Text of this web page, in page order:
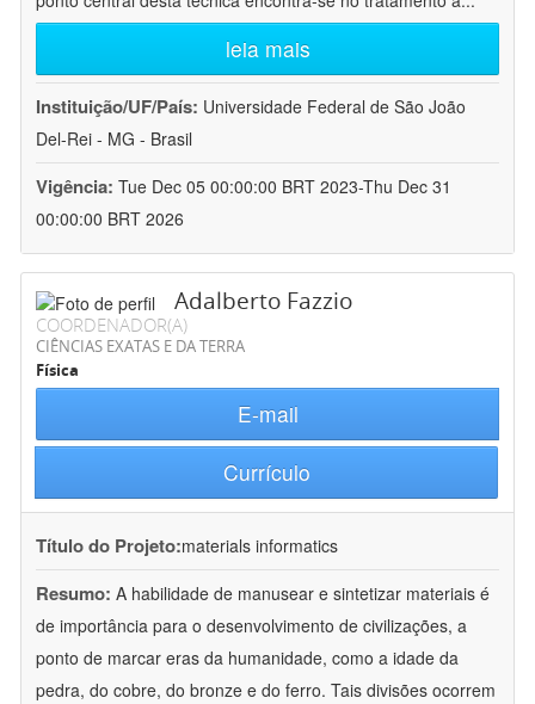
leia mais
Instituição/UF/País: Universidade Federal de São João
Del-Rei - MG - Brasil
Vigência: Tue Dec 05 00:00:00 BRT 2023-Thu Dec 31
00:00:00 BRT 2026
Adalberto Fazzio
COORDENADOR(A)
CIÊNCIAS EXATAS E DA TERRA
Física
E-mail
Currículo
Título do Projeto:materials informatics
Resumo: A habilidade de manusear e sintetizar materiais é
de importância para o desenvolvimento de civilizações, a
ponto de marcar eras da humanidade, como a idade da
pedra, do cobre, do bronze e do ferro. Tais divisões ocorrem